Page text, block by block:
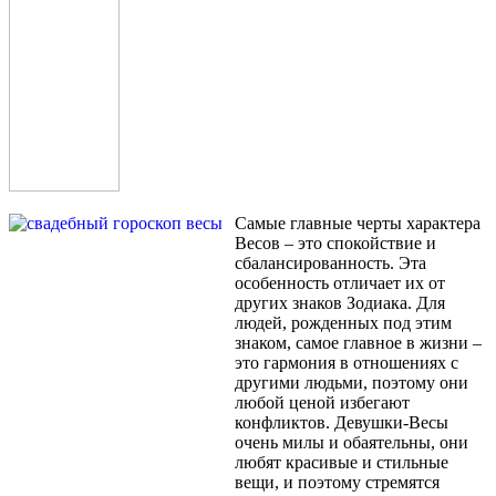
Самые главные черты характера
Весов – это спокойствие и
сбалансированность. Эта
особенность отличает их от
других знаков Зодиака. Для
людей, рожденных под этим
знаком, самое главное в жизни –
это гармония в отношениях с
другими людьми, поэтому они
любой ценой избегают
конфликтов. Девушки-Весы
очень милы и обаятельны, они
любят красивые и стильные
вещи, и поэтому стремятся